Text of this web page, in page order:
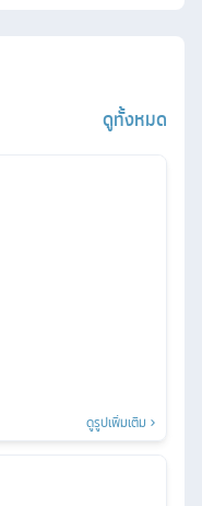
ดูทั้งหมด
ดูรูปเพิ่มเติม